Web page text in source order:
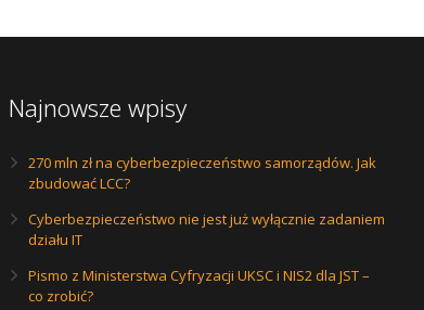
Najnowsze wpisy
270 mln zł na cyberbezpieczeństwo samorządów. Jak
zbudować LCC?
Cyberbezpieczeństwo nie jest już wyłącznie zadaniem
działu IT
Pismo z Ministerstwa Cyfryzacji UKSC i NIS2 dla JST –
co zrobić?